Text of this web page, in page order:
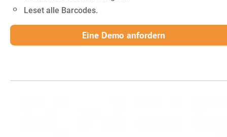
Leset alle Barcodes.
Eine Demo anfordern